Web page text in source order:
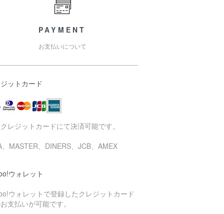
PAYMENT
お支払いについて
ットカード
レジットカードにて決済可能です。
、MASTER、DINERS、JCB、AMEX
ウォレット
ウォレットで登録したクレジットカード
支払いが可能です。